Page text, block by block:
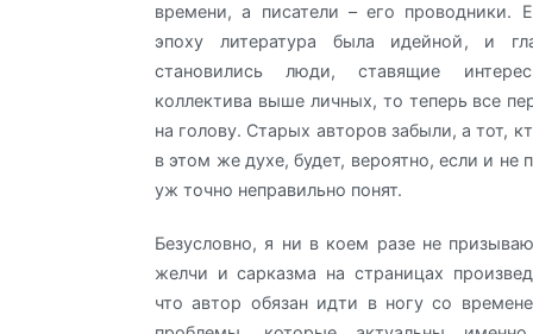
времени, а писатели – его проводники.
эпоху литература была идейной, и
становились люди, ставящие
коллектива выше личных, то теперь все
на голову. Старых авторов забыли, а тот,
в этом же духе, будет, вероятно, если и не
уж точно неправильно понят.
Безусловно, я ни в коем разе не
желчи и сарказма на страницах
что автор обязан идти в ногу со